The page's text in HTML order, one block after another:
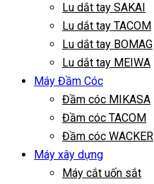
Lu dắt tay SAKAI
Lu dắt tay TACOM
Lu dắt tay BOMAG
Lu dắt tay MEIWA
Máy Đầm Cóc
Đầm cóc MIKASA
Đầm cóc TACOM
Đầm cóc WACKER
Máy xây dựng
Máy cắt uốn sắt